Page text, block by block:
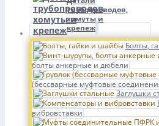
трубопроводов,
хомуты и
крепеж
Болты,
болты анкерные и дюбели
(бессварные муфтовые
Заглушки
вибровставки